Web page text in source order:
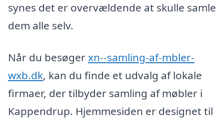
synes det er overvældende at skulle samle
dem alle selv.
Når du besøgerxn--samling-af-mbler-
wxb.dk, kan du finde et udvalg af lokale
firmaer, der tilbyder samling af møbler i
Kappendrup. Hjemmesiden er designet til